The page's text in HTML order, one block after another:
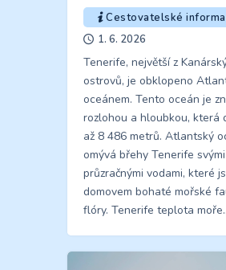
Cestovatelské
1. 6. 2026
Tenerife, největší z
ostrovů, je obklopeno
oceánem. Tento oceán je
rozlohou a hloubkou, která
až 8 486 metrů. Atlantský
omývá břehy Tenerife svými
průzračnými vodami, které
domovem bohaté mořské
flóry. Tenerife teplota